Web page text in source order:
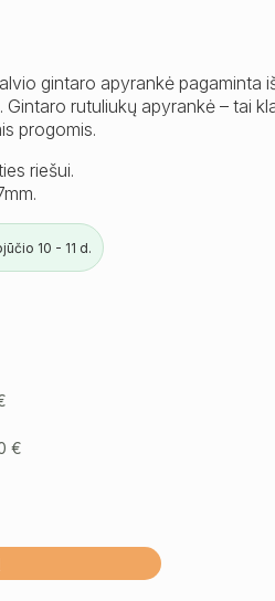
gintaro apyrankė pagaminta
rutuliukų apyrankė – tai
progomis.
riešui.
10 - 11 d.
€